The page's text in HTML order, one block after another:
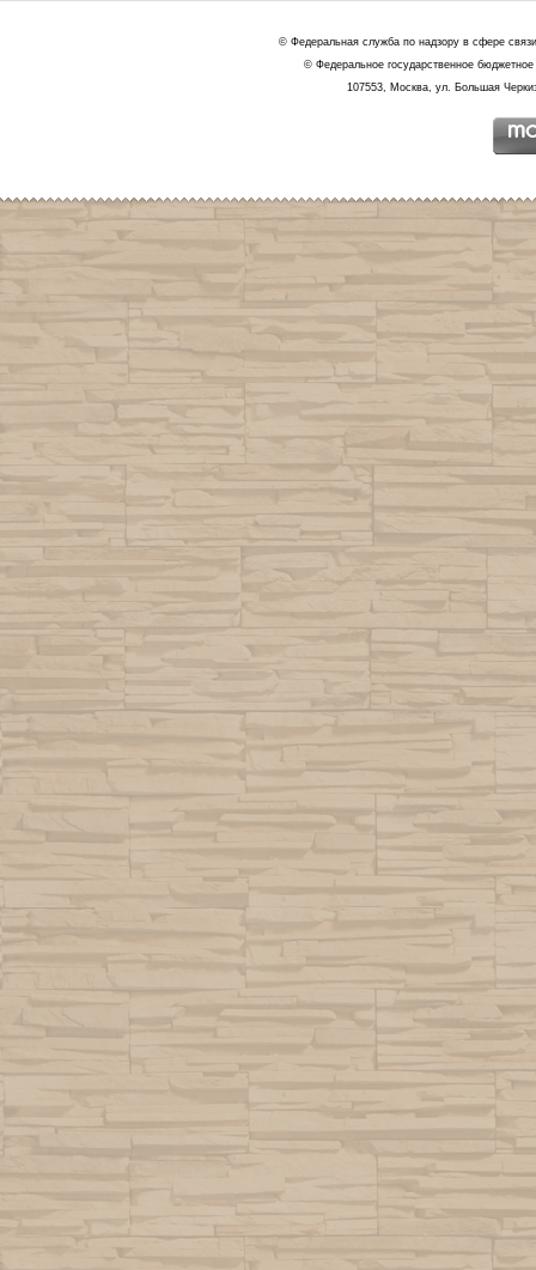
© Федеральная служба по надзору в сфере
© Федеральное государственное
107553, Москва, ул. Большая